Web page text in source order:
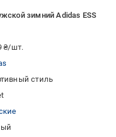
зимний Adidas ESS
₴/шт.
стиль